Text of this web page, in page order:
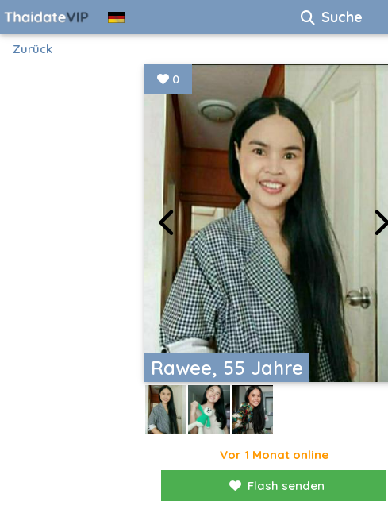
Suche
Zurück
Rawee, 55 Jahre
0
Vor 1 Monat online
Flash senden